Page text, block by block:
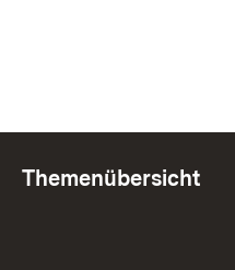
Themenübersicht